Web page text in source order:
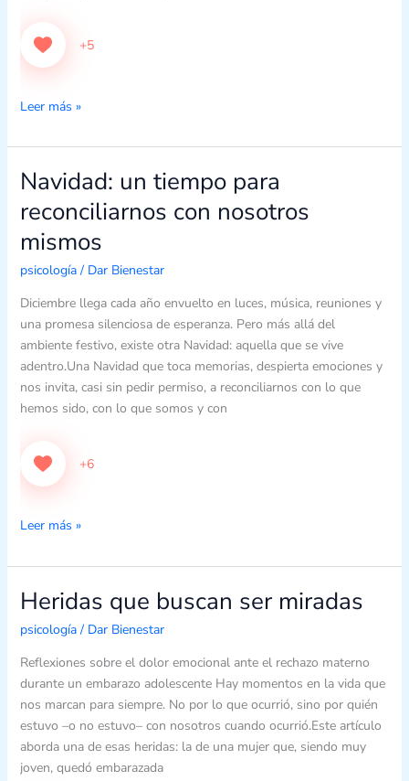
+5
ruptura
amorosa.
Leer más »
Navidad: un tiempo para
reconciliarnos con nosotros
mismos
psicología/ Dar Bienestar
Diciembre llega cada año envuelto en luces, música, reuniones y
una promesa silenciosa de esperanza. Pero más allá del
ambiente festivo, existe otra Navidad: aquella que se vive
adentro.Una Navidad que toca memorias, despierta emociones y
nos invita, casi sin pedir permiso, a reconciliarnos con lo que
hemos sido, con lo que somos y con
+6
Navidad:
tiempo
para
reconciliarnos
con
nosotros
mismos
Leer más »
Heridas que buscan ser miradas
psicología/ Dar Bienestar
Reflexiones sobre el dolor emocional ante el rechazo materno
durante un embarazo adolescente Hay momentos en la vida que
nos marcan para siempre. No por lo que ocurrió, sino por quién
estuvo –o no estuvo– con nosotros cuando ocurrió.Este artículo
aborda una de esas heridas: la de una mujer que, siendo muy
joven, quedó embarazada
Heridas
buscan
ser
miradas